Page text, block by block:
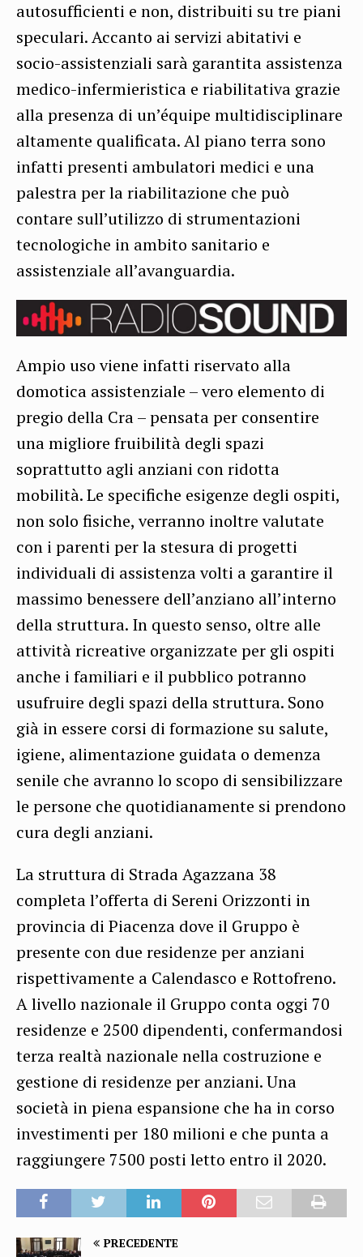
autosufficienti e non, distribuiti su tre piani
speculari. Accanto ai servizi abitativi e
socio-assistenziali sarà garantita assistenza
medico-infermieristica e riabilitativa grazie
alla presenza di un’équipe multidisciplinare
altamente qualificata. Al piano terra sono
infatti presenti ambulatori medici e una
palestra per la riabilitazione che può
contare sull’utilizzo di strumentazioni
tecnologiche in ambito sanitario e
assistenziale all’avanguardia.
Ampio uso viene infatti riservato alla
domotica assistenziale – vero elemento di
pregio della Cra – pensata per consentire
una migliore fruibilità degli spazi
soprattutto agli anziani con ridotta
mobilità. Le specifiche esigenze degli ospiti,
non solo fisiche, verranno inoltre valutate
con i parenti per la stesura di progetti
individuali di assistenza volti a garantire il
massimo benessere dell’anziano all’interno
della struttura. In questo senso, oltre alle
attività ricreative organizzate per gli ospiti
anche i familiari e il pubblico potranno
usufruire degli spazi della struttura. Sono
già in essere corsi di formazione su salute,
igiene, alimentazione guidata o demenza
senile che avranno lo scopo di sensibilizzare
le persone che quotidianamente si prendono
cura degli anziani.
La struttura di Strada Agazzana 38
completa l’offerta di Sereni Orizzonti in
provincia di Piacenza dove il Gruppo è
presente con due residenze per anziani
rispettivamente a Calendasco e Rottofreno.
A livello nazionale il Gruppo conta oggi 70
residenze e 2500 dipendenti, confermandosi
terza realtà nazionale nella costruzione e
gestione di residenze per anziani. Una
società in piena espansione che ha in corso
investimenti per 180 milioni e che punta a
raggiungere 7500 posti letto entro il 2020.
PRECEDENTE